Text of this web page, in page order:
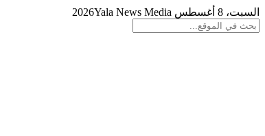
السبت، 8 أغسطس 2026 Yala News Media